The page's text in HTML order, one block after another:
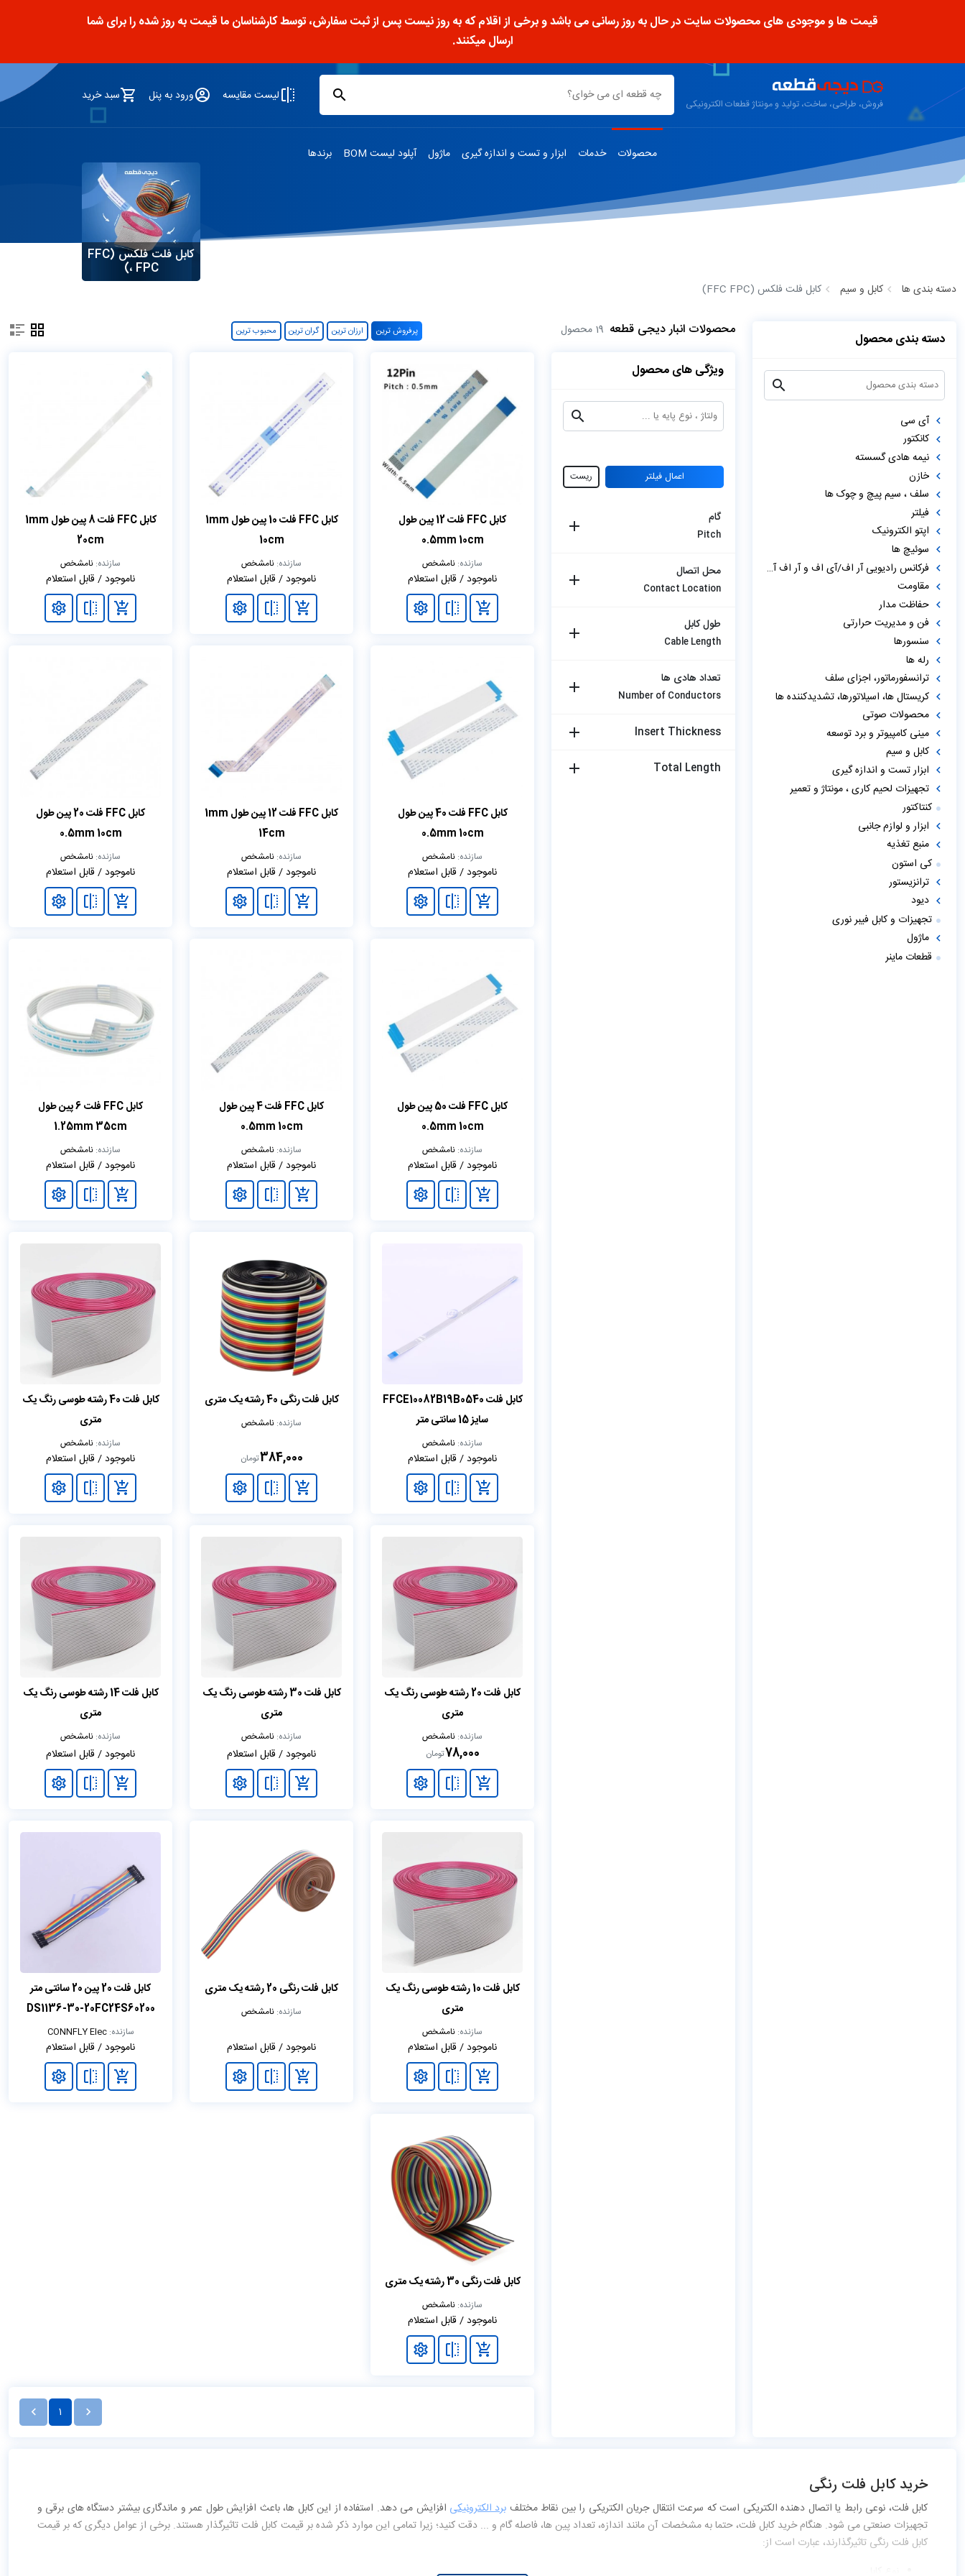
قیمت ها و موجودی های محصولات سایت در حال به روز رسانی می باشد و برخی از اقلام که به روز نیست پس از ثبت سفارش، توسط کارشناسان ما قیمت به روز شده را برای شما
ارسال میکنند.
فروش، طراحی، ساخت، تولید و مونتاژ قطعات الکترونیکی
لیست مقایسه ورود به پنل سبد خرید
محصولات خدمات ابزار و تست و اندازه گیری ماژول آپلود لیست BOM برندها
کابل فلت فلکس (FFC
، FPC)
دسته بندی ها کابل و سیم کابل فلت فلکس (FFC FPC)
دسته بندی محصول
آی سی
کانکتور
نیمه هادی گسسته
خازن
سلف ، سیم پیچ و چوک ها
فیلتر
اپتو الکترونیک
سوئیچ ها
فرکانس رادیویی آر اف/آی اف و آر اف آی دی
مقاومت
حفاظت مدار
فن و مدیریت حرارتی
سنسورها
رله ها
ترانسفورماتور، اجزای سلف
کریستال ها، اسیلاتورها، تشدیدکننده ها
محصولات صوتی
مینی کامپیوتر و برد توسعه
کابل و سیم
ابزار تست و اندازه گیری
تجهیزات لحیم کاری ، مونتاژ و تعمیر
کنتاکتور
ابزار و لوازم جانبی
منبع تغذیه
کی استون
ترانزیستور
دیود
تجهیزات و کابل فیبر نوری
ماژول
قطعات ماینر
محصولات انبار دیجی قطعه 19 محصول پرفروش ترین ارزان ترین گران ترین محبوب ترین
ویژگی های محصول
اعمال فیلتر ریست
گام
Pitch
محل اتصال
Contact Location
طول کابل
Cable Length
تعداد هادی ها
Number of Conductors
Insert Thickness
Total Length
کابل FFC فلت 12 پین طول
0.5mm 10cm
سازنده: نامشخص
ناموجود / قابل استعلام
کابل FFC فلت 10 پین طول 1mm
10cm
سازنده: نامشخص
ناموجود / قابل استعلام
کابل FFC فلت 8 پین طول 1mm
20cm
سازنده: نامشخص
ناموجود / قابل استعلام
کابل FFC فلت 40 پین طول
0.5mm 10cm
سازنده: نامشخص
ناموجود / قابل استعلام
کابل FFC فلت 12 پین طول 1mm
14cm
سازنده: نامشخص
ناموجود / قابل استعلام
کابل FFC فلت 20 پین طول
0.5mm 10cm
سازنده: نامشخص
ناموجود / قابل استعلام
کابل FFC فلت 50 پین طول
0.5mm 10cm
سازنده: نامشخص
ناموجود / قابل استعلام
کابل FFC فلت 4 پین طول
0.5mm 10cm
سازنده: نامشخص
ناموجود / قابل استعلام
کابل FFC فلت 6 پین طول
1.25mm 35cm
سازنده: نامشخص
ناموجود / قابل استعلام
کابل فلت FFCE10082B19B0540
سایز 15 سانتی متر
سازنده: نامشخص
ناموجود / قابل استعلام
کابل فلت رنگی 40 رشته یک متری
سازنده: نامشخص
384,000تومان
کابل فلت 40 رشته طوسی رنگ یک
متری
سازنده: نامشخص
ناموجود / قابل استعلام
کابل فلت 20 رشته طوسی رنگ یک
متری
سازنده: نامشخص
78,000تومان
کابل فلت 30 رشته طوسی رنگ یک
متری
سازنده: نامشخص
ناموجود / قابل استعلام
کابل فلت 14 رشته طوسی رنگ یک
متری
سازنده: نامشخص
ناموجود / قابل استعلام
کابل فلت 10 رشته طوسی رنگ یک
متری
سازنده: نامشخص
ناموجود / قابل استعلام
کابل فلت رنگی 20 رشته یک متری
سازنده: نامشخص
ناموجود / قابل استعلام
کابل فلت 20 پین 20 سانتی متر
DS1136-30-20FC24S60200
سازنده:CONNFLY Elec
ناموجود / قابل استعلام
کابل فلت رنگی 30 رشته یک متری
سازنده: نامشخص
ناموجود / قابل استعلام
1
خرید کابل فلت رنگی
کابل فلت، نوعی رابط یا اتصال دهنده الکتریکی است که سرعت انتقال جریان الکتریکی را بین نقاط مختلف برد الکترونیکی افزایش می دهد. استفاده از این کابل ها، باعث افزایش طول عمر و ماندگاری بیشتر دستگاه های برقی و
تجهیزات صنعتی می شود. هنگام خرید کابل فلت، حتما به مشخصات آن مانند اندازه، تعداد پین ها، فاصله گام و ... دقت کنید؛ زیرا تمامی این موارد ذکر شده بر قیمت کابل فلت تاثیرگذار هستند. برخی از عوامل دیگری که بر قیمت
کابل فلت رنگی تاثیرگذارند، عبارت است از: